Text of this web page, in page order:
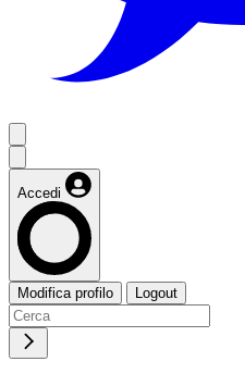
Accedi
Modifica profilo Logout